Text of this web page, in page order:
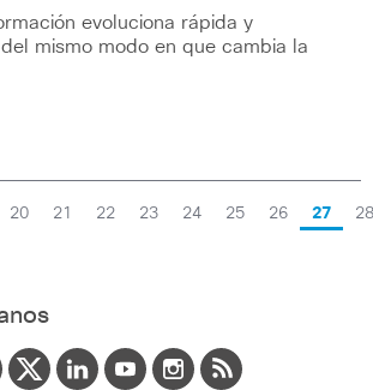
evoluciona rápida y
mismo modo en que cambia la
20 21 22 23 24 25 26 27 28